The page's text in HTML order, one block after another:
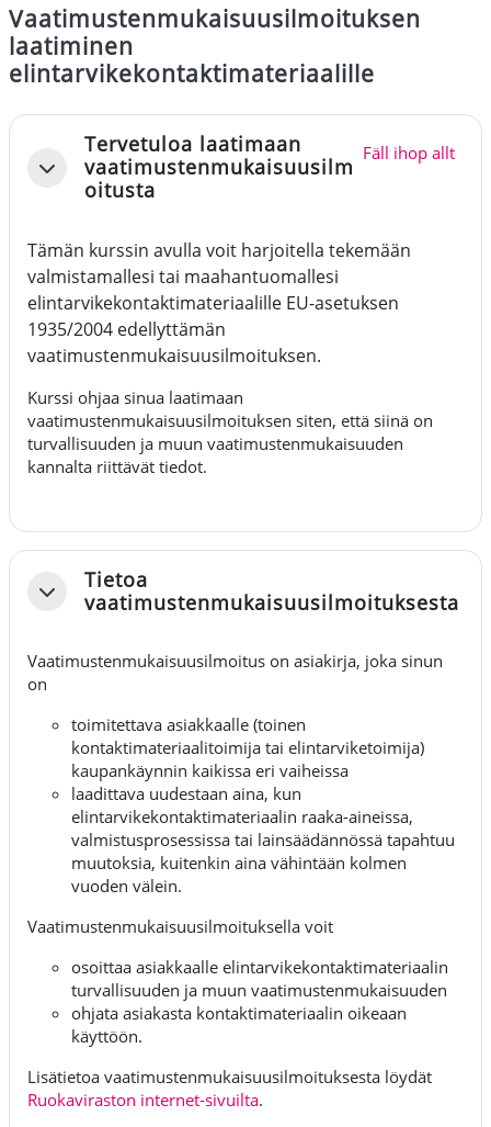
Vaatimustenmukaisuusilmoituksen
laatiminen
elintarvikekontaktimateriaalille
Avsnittsöversikt
Fäll ihop
Tervetuloa laatimaan
vaatimustenmukaisuusilm
oitusta
Fäll ihop allt
Tämän kurssin avulla voit harjoitella tekemään
valmistamallesi tai maahantuomallesi
elintarvikekontaktimateriaalille EU-asetuksen
1935/2004 edellyttämän
vaatimustenmukaisuusilmoituksen.
Kurssi ohjaa sinua laatimaan
vaatimustenmukaisuusilmoituksen siten, että siinä on
turvallisuuden ja muun vaatimustenmukaisuuden
kannalta riittävät tiedot.
Fäll ihop
Tietoa
vaatimustenmukaisuusilmoituksesta
Vaatimustenmukaisuusilmoitus on asiakirja, joka sinun
on
toimitettava asiakkaalle (toinen
kontaktimateriaalitoimija tai elintarviketoimija)
kaupankäynnin kaikissa eri vaiheissa
laadittava uudestaan aina, kun
elintarvikekontaktimateriaalin raaka-aineissa,
valmistusprosessissa tai lainsäädännössä tapahtuu
muutoksia, kuitenkin aina vähintään kolmen
vuoden välein.
Vaatimustenmukaisuusilmoituksella voit
osoittaa asiakkaalle elintarvikekontaktimateriaalin
turvallisuuden ja muun vaatimustenmukaisuuden
ohjata asiakasta kontaktimateriaalin oikeaan
käyttöön.
Lisätietoa vaatimustenmukaisuusilmoituksesta löydät
Ruokaviraston internet-sivuilta.